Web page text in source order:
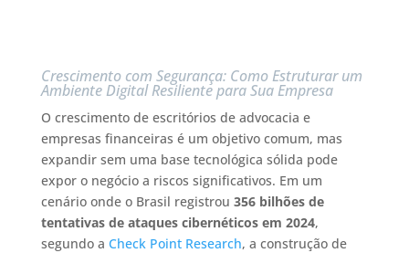
Crescimento com Segurança: Como Estruturar um
Ambiente Digital Resiliente para Sua Empresa
O crescimento de escritórios de advocacia e
empresas financeiras é um objetivo comum, mas
expandir sem uma base tecnológica sólida pode
expor o negócio a riscos significativos. Em um
cenário onde o Brasil registrou 356 bilhões de
tentativas de ataques cibernéticos em 2024,
segundo a Check Point Research, a construção de